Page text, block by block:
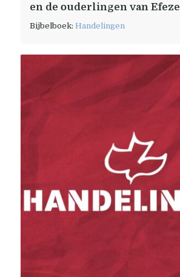
en de ouderlingen van Efeze
Bijbelboek:Handelingen